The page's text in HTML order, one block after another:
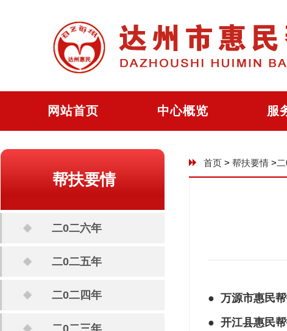
网站首页 中心概览 服
帮扶要情
二0二六年
二0二五年
二0二四年
二0二三年
首页> 帮扶要情>
● 万源市惠民
● 开江县惠民